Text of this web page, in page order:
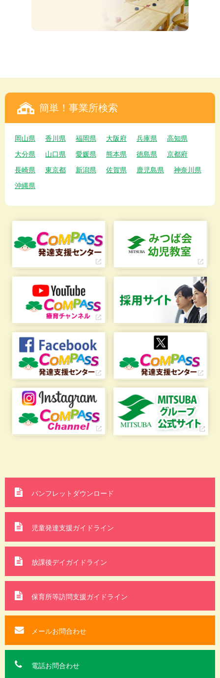
簡単！事業所検索
岡山県 香川県 福岡県 大阪府 兵庫県
高知県
大分県
山口県 愛媛県 熊本県 徳島県
京都府
長崎県
東京都 新潟県 佐賀県 鹿児島県
神奈川県
沖縄県
パンフレットダウンロード
児童発達支援ガイドライン
放課後デイガイドライン
保育所等訪問支援ガイドライン
メールお問合わせ
電話お問合わせ